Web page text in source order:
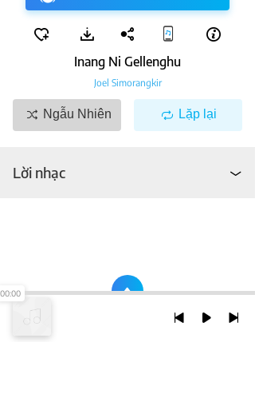
Inang Ni Gellenghu
Joel Simorangkir
Ngẫu Nhiên Lặp lại
Lời nhạc
00:00